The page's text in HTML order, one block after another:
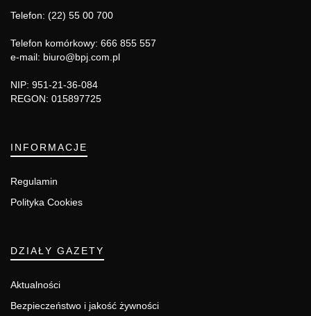
Telefon: (22) 55 00 700
Telefon komórkowy: 666 855 557
e-mail: biuro@bpj.com.pl
NIP: 951-21-36-084
REGON: 015897725
INFORMACJE
Regulamin
Polityka Cookies
DZIAŁY GAZETY
Aktualności
Bezpieczeństwo i jakość żywności